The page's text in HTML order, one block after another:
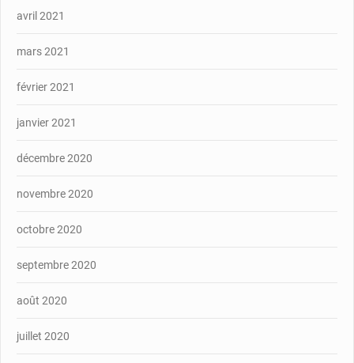
avril 2021
mars 2021
février 2021
janvier 2021
décembre 2020
novembre 2020
octobre 2020
septembre 2020
août 2020
juillet 2020